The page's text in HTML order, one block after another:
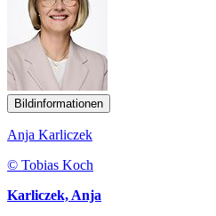
Bildinformationen
Anja Karliczek
© Tobias Koch
Karliczek, Anja